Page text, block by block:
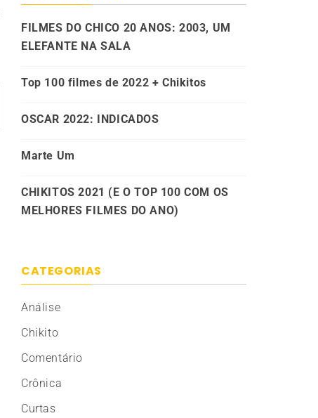
FILMES DO CHICO 20 ANOS: 2003, UM
ELEFANTE NA SALA
Top 100 filmes de 2022 + Chikitos
OSCAR 2022: INDICADOS
Marte Um
CHIKITOS 2021 (E O TOP 100 COM OS
MELHORES FILMES DO ANO)
CATEGORIAS
Análise
Chikito
Comentário
Crônica
Curtas